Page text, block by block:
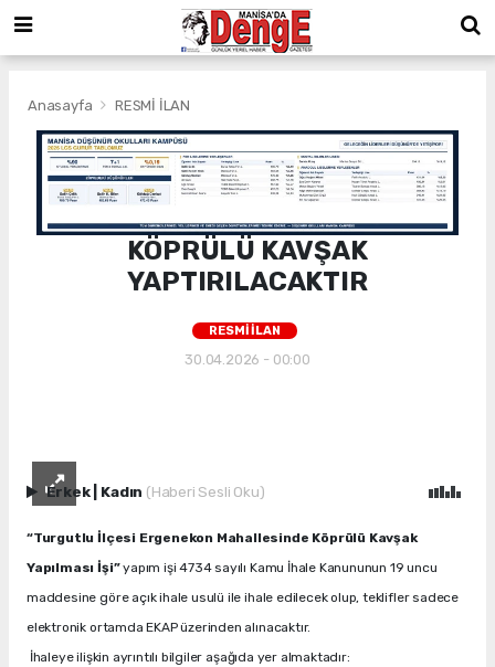
Anasayfa RESMİ İLAN
KÖPRÜLÜ KAVŞAK
YAPTIRILACAKTIR
RESMİ İLAN
30.04.2026 - 00:00
Erkek Kadın (Haberi Sesli Oku)
“Turgutlu İlçesi Ergenekon Mahallesinde Köprülü Kavşak
Yapılması İşi”yapım işi 4734 sayılı Kamu İhale Kanununun 19 uncu
maddesine göre açık ihale usulü ile ihale edilecek olup, teklifler sadece
elektronik ortamda EKAP üzerinden alınacaktır.
İhaleye ilişkin ayrıntılı bilgiler aşağıda yer almaktadır: